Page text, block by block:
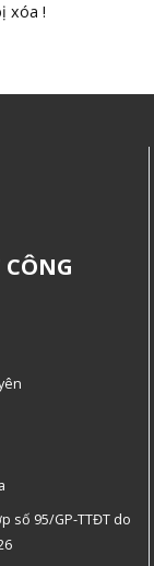
xóa !
số 95/GP-TTĐT do